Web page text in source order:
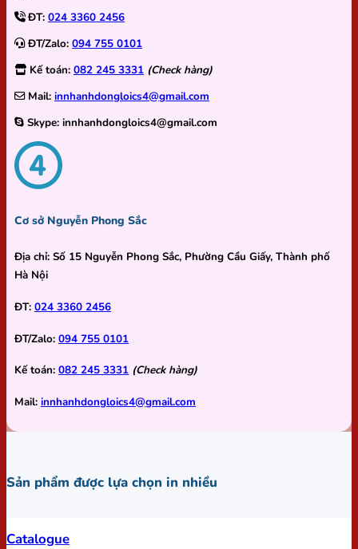
ĐT: 024 3360 2456
ĐT/Zalo: 094 755 0101
Kế toán: 082 245 3331 (Check hàng)
Mail: innhanhdongloics4@gmail.com
Skype: innhanhdongloics4@gmail.com
Cơ sở Nguyễn Phong Sắc
Địa chỉ: Số 15 Nguyễn Phong Sắc, Phường Cầu Giấy, Thành phố
Hà Nội
ĐT: 024 3360 2456
ĐT/Zalo: 094 755 0101
Kế toán: 082 245 3331 (Check hàng)
Mail: innhanhdongloics4@gmail.com
Sản phẩm được lựa chọn in nhiều
Catalogue